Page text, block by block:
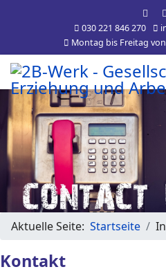
030 221 846 270
Montag bis Freitag
Aktuelle Seite: Startseite
Kontakt